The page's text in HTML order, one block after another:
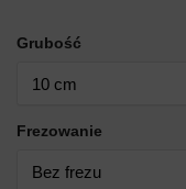
Grubość
Frezowanie